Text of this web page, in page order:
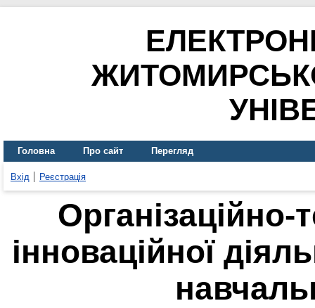
Головна Про сайт Перегляд
Вхід Реєстрація
Організаційно-
інноваційної